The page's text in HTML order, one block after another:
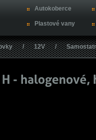
Autokoberce
Plastové vany
/ 12V /